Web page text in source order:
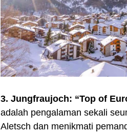
3. Jungfraujoch: “Top of
adalah pengalaman sekali
Aletsch dan menikmati